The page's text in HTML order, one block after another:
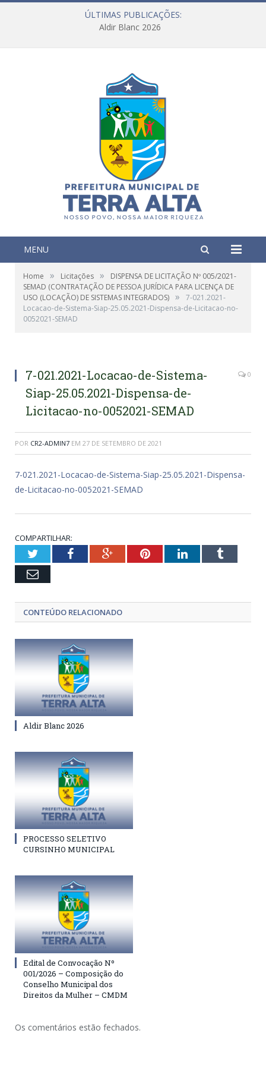
ÚLTIMAS PUBLICAÇÕES:
Aldir Blanc 2026
MENU
Home » Licitações »
DISPENSA DE LICITAÇÃO Nº 005/2021-
SEMAD (CONTRATAÇÃO DE PESSOA JURÍDICA PARA LICENÇA DE
USO (LOCAÇÃO) DE SISTEMAS INTEGRADOS) »
7-021.2021-
Locacao-de-Sistema-Siap-25.05.2021-Dispensa-de-Licitacao-no-
0052021-SEMAD
7-021.2021-Locacao-de-Sistema-
Siap-25.05.2021-Dispensa-de-
Licitacao-no-0052021-SEMAD
0
POR CR2-ADMIN7 EM 27 DE SETEMBRO DE 2021
7-021.2021-Locacao-de-Sistema-Siap-25.05.2021-Dispensa-
de-Licitacao-no-0052021-SEMAD
COMPARTILHAR:
TwitterFacebookGoogle+PinterestLinkedInTumblr
Email
CONTEÚDO RELACIONADO
Aldir Blanc 2026
PROCESSO SELETIVO
CURSINHO MUNICIPAL
Edital de Convocação Nº
001/2026 – Composição do
Conselho Municipal dos
Direitos da Mulher – CMDM
Os comentários estão fechados.